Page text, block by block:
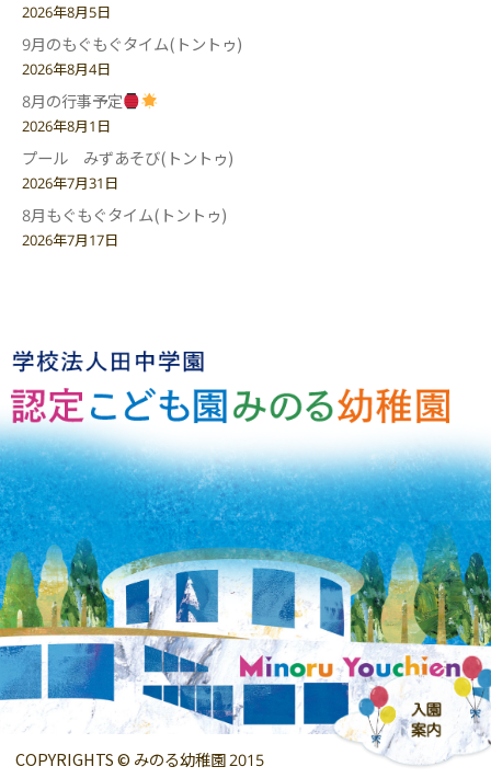
2026年8月5日
9月のもぐもぐタイム(トントゥ)
2026年8月4日
8月の行事予定
2026年8月1日
プール みずあそび(トントゥ)
2026年7月31日
8月もぐもぐタイム(トントゥ)
2026年7月17日
COPYRIGHTS © みのる幼稚園 2015